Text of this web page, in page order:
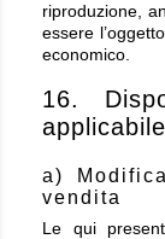
riproduzione,
essere
economico.
16.
applicabile
a)
vendita
Le qui